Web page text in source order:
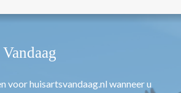
voor huisartsvandaag.nl wanneer u